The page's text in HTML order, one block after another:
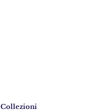
Collezioni